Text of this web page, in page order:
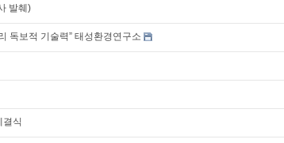
발췌)
독보적 기술력” 태성환경연구소
식